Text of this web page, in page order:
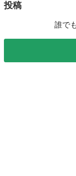
投稿
誰で